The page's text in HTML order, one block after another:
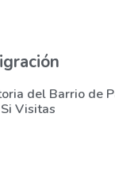
del Barrio de
Visitas